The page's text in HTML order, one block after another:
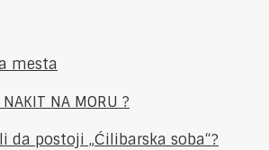
mesta
NAKIT NA MORU ?
da postoji „Ćilibarska soba“?